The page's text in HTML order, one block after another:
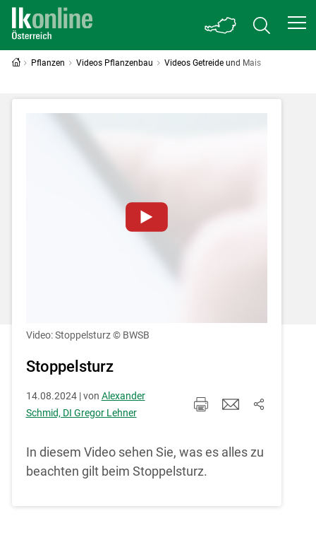
Skip to main content
Pflanzen Videos Pflanzenbau Videos Getreide und Mais
Einstellungen jederzeit einsehen und
korrigieren
Akzeptieren
Cookies Einstellungen
Video: Stoppelsturz © BWSB
Stoppelsturz
14.08.2024 | von Alexander
Schmid, DI Gregor Lehner
In diesem Video sehen Sie, was es alles zu
beachten gilt beim Stoppelsturz.